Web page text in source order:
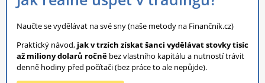
Naučte se vydělávat na své sny (naše metody na Finančník.cz)
Praktický návod, jak v trzích získat šanci vydělávat stovky tisíc
až miliony dolarů ročně bez vlastního kapitálu a nutností trávit
denně hodiny před počítači (bez práce to ale nepůjde).